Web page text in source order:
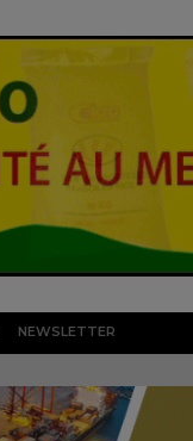
NEWSLETTER